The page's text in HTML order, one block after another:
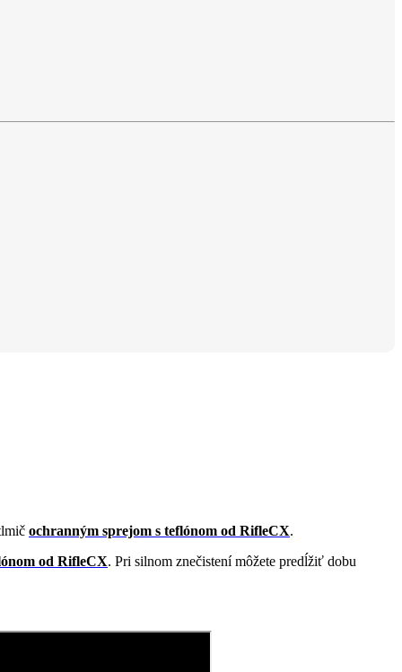
ochranným sprejom s teflónom od RifleCX.
od RifleCX. Pri silnom znečistení môžete predĺžiť dobu